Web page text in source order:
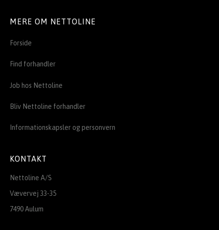
MERE OM NETTOLINE
Forside
Find forhandler
Job hos Nettoline
Bliv Nettoline forhandler
Informationskapsler og personvern
KONTAKT
Nettoline A/S
Vævervej 33-35
7490 Aulum